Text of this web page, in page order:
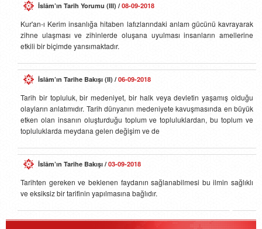
İslâm’ın Tarih Yorumu (III) / 08-09-2018
Kur'an-ı Kerim insanlığa hitaben lafızlarındaki anlam gücünü kavrayarak
zihne ulaşması ve zihinlerde oluşana uyulması insanların amellerine
etkili bir biçimde yansımaktadır.
İslâm’ın Tarihe Bakışı (II) / 06-09-2018
Tarih bir topluluk, bir medeniyet, bir halk veya devletin yaşamış olduğu
olayların anlatımıdır. Tarih dünyanın medeniyete kavuşmasında en büyük
etken olan insanın oluşturduğu toplum ve topluluklardan, bu toplum ve
topluluklarda meydana gelen değişim ve de
İslâm’ın Tarihe Bakışı / 03-09-2018
Tarihten gereken ve beklenen faydanın sağlanabilmesi bu ilmin sağlıklı
ve eksiksiz bir tarifinin yapılmasına bağlıdır.